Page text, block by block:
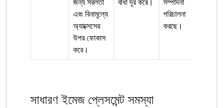
এবং বিনামূল্যে
অ্যাক্সেসের
উপর ফোকাস
করে।
পরিচালনা
করছে।
সাধারণ ইমেজ প্লেসমেন্ট সমস্যা